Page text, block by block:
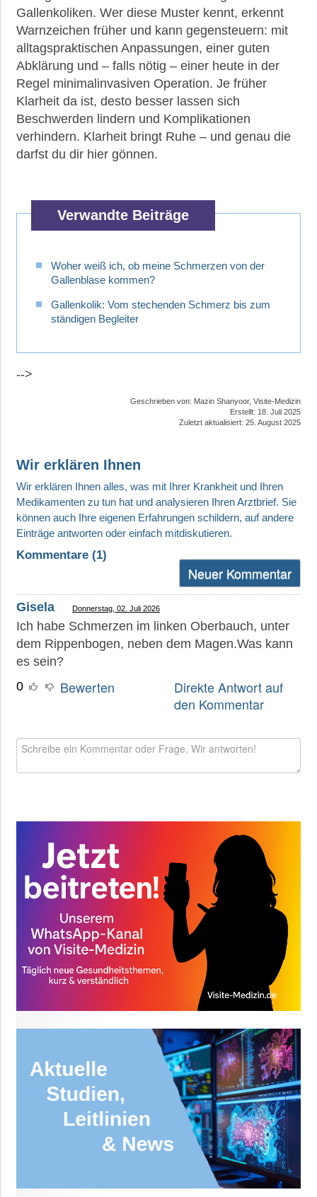
Gallenkoliken. Wer diese Muster kennt, erkennt
Warnzeichen früher und kann gegensteuern: mit
alltagspraktischen Anpassungen, einer guten
Abklärung und – falls nötig – einer heute in der
Regel minimalinvasiven Operation. Je früher
Klarheit da ist, desto besser lassen sich
Beschwerden lindern und Komplikationen
verhindern. Klarheit bringt Ruhe – und genau die
darfst du dir hier gönnen.
Verwandte Beiträge
Woher weiß ich, ob meine Schmerzen von der
Gallenblase kommen?
Gallenkolik: Vom stechenden Schmerz bis zum
ständigen Begleiter
-->
Geschrieben von: Mazin Shanyoor, Visite-Medizin
Erstellt: 18. Juli 2025
Zuletzt aktualisiert: 25. August 2025
Wir erklären Ihnen
Kommentare (1)
Neuer Kommentar
Gisela Donnerstag, 02. Juli 2026
Ich habe Schmerzen im linken Oberbauch, unter
dem Rippenbogen, neben dem Magen.Was kann
es sein?
0
Bewerten
Direkte Antwort auf
den Kommentar